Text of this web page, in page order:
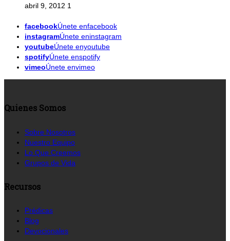
abril 9, 2012 1
facebookÚnete enfacebook
instagramÚnete eninstagram
youtubeÚnete enyoutube
spotifyÚnete enspotify
vimeoÚnete envimeo
Quienes Somos
Sobre Nosotros
Nuestro Equipo
Lo Que Creemos
Grupos de Vida
Recursos
Prédicas
Blog
Devocionales